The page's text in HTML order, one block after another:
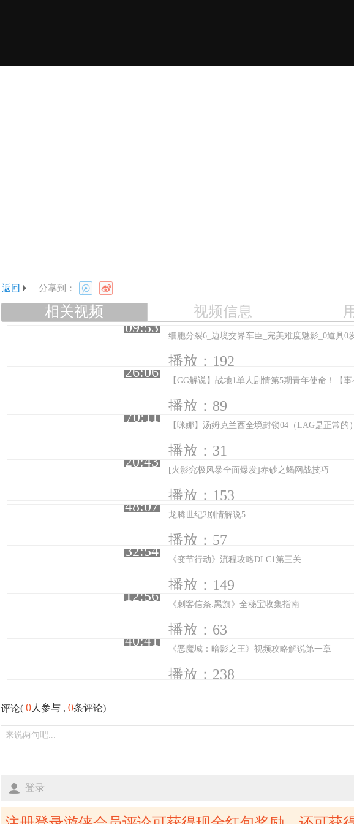
返回 分享到：
相关视频 视频信息
09:53
细胞分裂6_边境交界车臣_完美难度魅影_0道具0
播放：192
26:06
播放：89
70:11
【咪娜】汤姆克兰西全境封锁04（LAG是正常的）
播放：31
20:43
[火影究极风暴全面爆发]赤砂之蝎网战技巧
播放：153
48:07
龙腾世纪2剧情解说5
播放：57
32:54
《变节行动》流程攻略DLC1第三关
播放：149
12:56
《刺客信条.黑旗》全秘宝收集指南
播放：63
40:41
《恶魔城：暗影之王》视频攻略解说第一章
播放：238
评论( 0人参与 , 0条评论)
登录